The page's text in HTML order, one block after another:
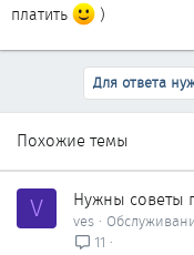
платить
)
Для ответа
Похожие темы
V Нужны советы
ves
11